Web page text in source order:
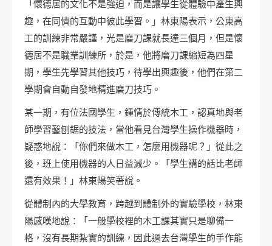
「懷德居的文化不是強迫，而是讓學生從體驗中產生興
趣，在同儕的互動中彼此學習。」林東陽表示，公東高
工的訓練非常嚴謹，光是磨刀課就長達三個月，但是懷
德居不是職業訓練所，於是，他將磨刀課縮短為四星
期，學生先學習其他技巧，待學出興趣後，他們在第二
學期會自動自發地精進磨刀技巧。
某一期，有位法國學生，鍾情於傳統木工，認真地與老
師學習鑿刨鋸的技法，當他看見台灣學生操作機器時，
疑惑地說：「你們來做木工，怎麼用機器呢？」從此之
後，班上使用機器的人日益減少。「學生講的話比老師
還有效果！」林東陽笑著說。
從體制內的大學教育，跨越到體制外的實驗學校，林東
陽感嘆地說：「一般學校裡的木工課其實只是聊備一
格，沒有長期紮實的訓練，因此過去台灣學生的手作能